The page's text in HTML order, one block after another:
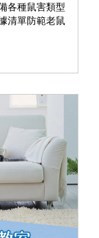
各種鼠害類型
清單防範老鼠